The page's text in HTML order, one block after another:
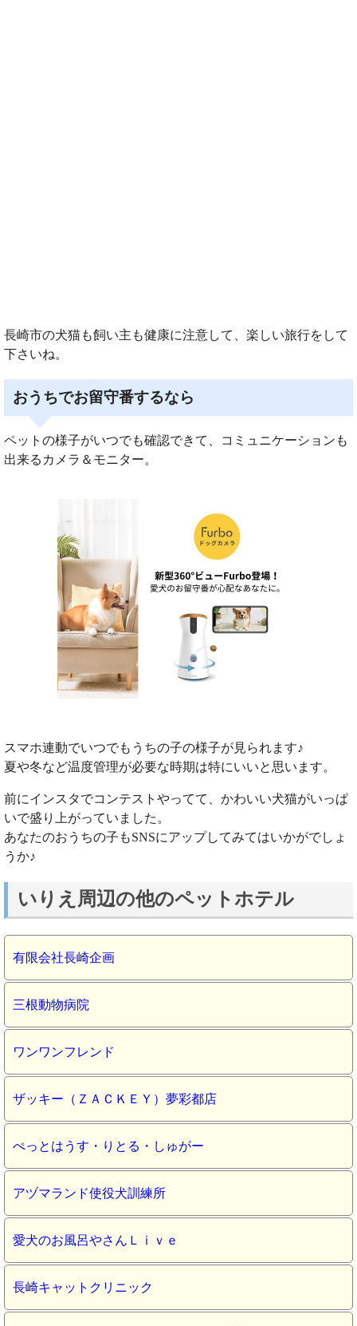
長崎市の犬猫も飼い主も健康に注意して、楽しい旅行をして
下さいね。
おうちでお留守番するなら
ペットの様子がいつでも確認できて、コミュニケーションも
出来るカメラ＆モニター。
スマホ連動でいつでもうちの子の様子が見られます♪
夏や冬など温度管理が必要な時期は特にいいと思います。
前にインスタでコンテストやってて、かわいい犬猫がいっぱ
いで盛り上がっていました。
あなたのおうちの子もSNSにアップしてみてはいかがでしょ
うか♪
いりえ周辺の他のペットホテル
有限会社長崎企画
三根動物病院
ワンワンフレンド
ザッキー（ＺＡＣＫＥＹ）夢彩都店
ぺっとはうす・りとる・しゅがー
アヅマランド使役犬訓練所
愛犬のお風呂やさんＬｉｖｅ
長崎キャットクリニック